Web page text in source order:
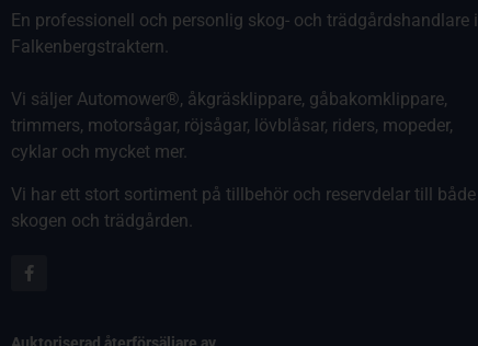
En professionell och personlig skog- och trädgårdshandlare i
Falkenbergstraktern.
Vi säljer Automower®, åkgräsklippare, gåbakomklippare,
trimmers, motorsågar, röjsågar, lövblåsar, riders, mopeder,
cyklar och mycket mer.
Vi har ett stort sortiment på tillbehör och reservdelar till både
skogen och trädgården.